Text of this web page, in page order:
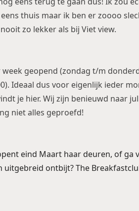
thuis maar ik ben er zoooo
zo lekker als bij Viet view.
geopend (zondag t/m
Ideaal dus voor eigenlijk ieder
je hier. Wij zijn benieuwd naar
niet alles geproefd!
eind Maart haar deuren, of ga
uitgebreid ontbijt?The